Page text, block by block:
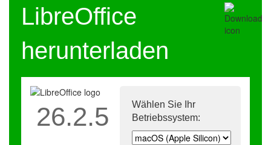
LibreOffice
herunterladen
Wählen Sie Ihr
Betriebssystem:
26.2.5